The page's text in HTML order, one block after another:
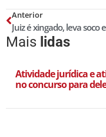
Anterior
Mais lidas
Atividade jurídica e
no concurso para